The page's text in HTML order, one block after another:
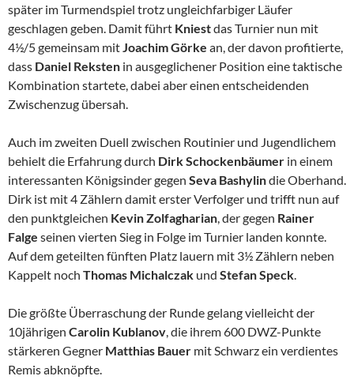
später im Turmendspiel trotz ungleichfarbiger Läufer
geschlagen geben. Damit führt Kniestdas Turnier nun mit
4½/5 gemeinsam mitJoachim Görke an, der davon profitierte,
dass Daniel Reksten in ausgeglichener Position eine taktische
Kombination startete, dabei aber einen entscheidenden
Zwischenzug übersah.
Auch im zweiten Duell zwischen Routinier und Jugendlichem
behielt die Erfahrung durch Dirk Schockenbäumer in einem
interessanten Königsinder gegen Seva Bashylindie Oberhand.
Dirk ist mit 4 Zählern damit erster Verfolger und trifft nun auf
den punktgleichen Kevin Zolfagharian, der gegen Rainer
Falge seinen vierten Sieg in Folge im Turnier landen konnte.
Auf dem geteilten fünften Platz lauern mit 3½ Zählern neben
Kappelt noch Thomas Michalczak und Stefan Speck.
Die größte Überraschung der Runde gelang vielleicht der
10jährigen Carolin Kublanov, die ihrem 600 DWZ-Punkte
stärkeren Gegner Matthias Bauer mit Schwarz ein verdientes
Remis abknöpfte.